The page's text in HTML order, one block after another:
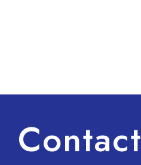
Contact